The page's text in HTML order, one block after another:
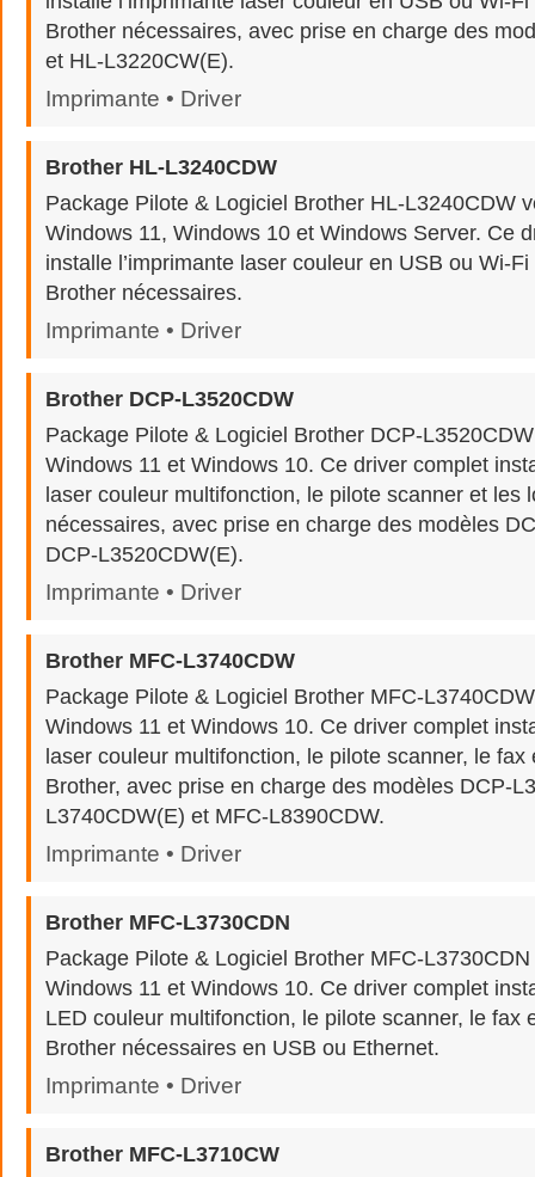
Brother nécessaires, avec prise en charge des
et HL-L3220CW(E).
Imprimante • Driver
Brother HL-L3240CDW
Package Pilote & Logiciel Brother HL-L3240CDW
Windows 11, Windows 10 et Windows Server. Ce
installe l’imprimante laser couleur en USB ou Wi-
Brother nécessaires.
Imprimante • Driver
Brother DCP-L3520CDW
Package Pilote & Logiciel Brother DCP-
Windows 11 et Windows 10. Ce driver complet
laser couleur multifonction, le pilote scanner et les
nécessaires, avec prise en charge des modèles
DCP-L3520CDW(E).
Imprimante • Driver
Brother MFC-L3740CDW
Package Pilote & Logiciel Brother MFC-
Windows 11 et Windows 10. Ce driver complet
laser couleur multifonction, le pilote scanner, le fax
Brother, avec prise en charge des modèles DCP-
L3740CDW(E) et MFC-L8390CDW.
Imprimante • Driver
Brother MFC-L3730CDN
Package Pilote & Logiciel Brother MFC-
Windows 11 et Windows 10. Ce driver complet
LED couleur multifonction, le pilote scanner, le fax
Brother nécessaires en USB ou Ethernet.
Imprimante • Driver
Brother MFC-L3710CW